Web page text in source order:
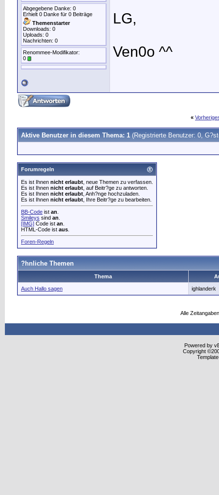
Abgegebene Danke: 0
Erhielt 0 Danke für 0 Beiträge
Themenstarter
Downloads: 0
Uploads: 0
Nachrichten: 0
Renommee-Modifikator:
0
LG,
Ven0o ^^
«
Aktive Benutzer in diesem Thema: 1 (Registrierte Benutzer: 0,
Forumregeln
Es ist Ihnen nicht erlaubt , neue Themen zu verfassen.
Es ist Ihnen nicht erlaubt , auf Beitr?ge zu antworten.
Es ist Ihnen nicht erlaubt , Anh?nge hochzuladen.
Es ist Ihnen nicht erlaubt , Ihre Beitr?ge zu bearbeiten.
BB-Code ist an
Smileys sind an
[IMG] Code ist an
HTML-Code ist aus
Foren-Regeln
?hnliche Themen
Thema
Auch Hallo sagen ighlanderk
Alle
Powered by
Copyright